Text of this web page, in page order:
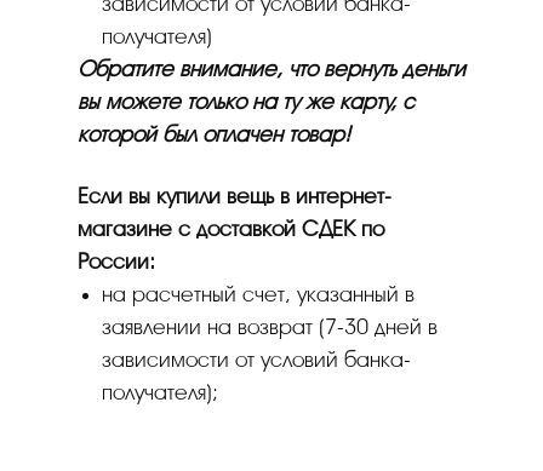
получателя)
Обратите внимание, что вернуть деньги
вы можете только на ту же карту, с
которой был оплачен товар!
Если вы купили вещь в интернет-
магазине с доставкой СДЕК по
России:
на расчетный счет, указанный в
заявлении на возврат (7-30 дней в
зависимости от условий банка-
получателя);